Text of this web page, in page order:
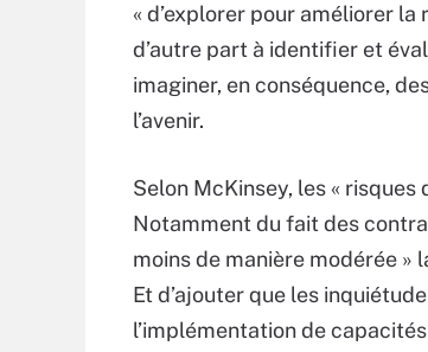
« d’explorer pour améliorer
d’autre part à identifier et
imaginer, en conséquence,
l’avenir.
Selon McKinsey, les «
Notamment du fait des
moins de manière modérée »
Et d’ajouter que les
l’implémentation de